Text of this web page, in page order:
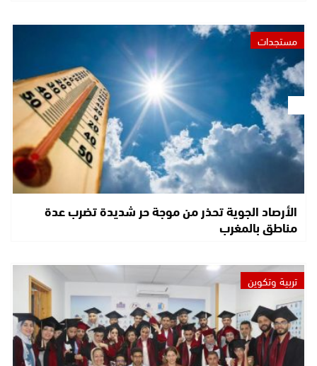
مستجدات
الأرصاد الجوية تحذر من موجة حر شديدة تضرب عدة
مناطق بالمغرب
تربية وتكوين